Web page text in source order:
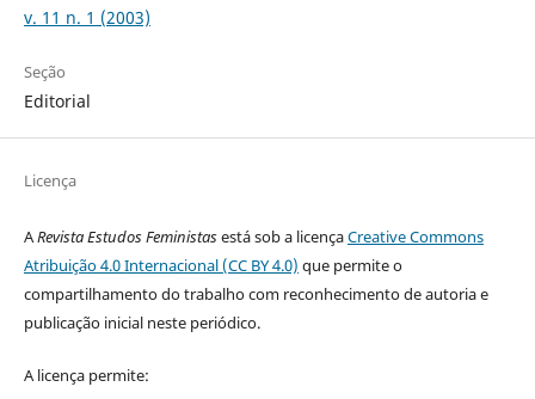
v. 11 n. 1 (2003)
Seção
Editorial
Licença
ARevista Estudos Feministasestá sob a licençaCreative Commons
Atribuição 4.0 Internacional (CC BY 4.0) que permite o
compartilhamento do trabalho com reconhecimento de autoria e
publicação inicial neste periódico.
A licença permite: